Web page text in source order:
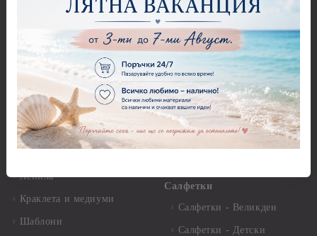
Декупажна хартия - Други
Антични пасти
Грунд, Основи, Релефни
пасти
Варак, Шлак метал, Фолио,
Пантна
Лепила
Краклета и медиуми
Шаблони
Грунд и почистващи
разтвори
Платна за рисуване
Стативи и поставки
Четки и инструменти
Моливи, акварелни
комплекти
Салфетки
Салфетки - Великден
Салфетки - Детски